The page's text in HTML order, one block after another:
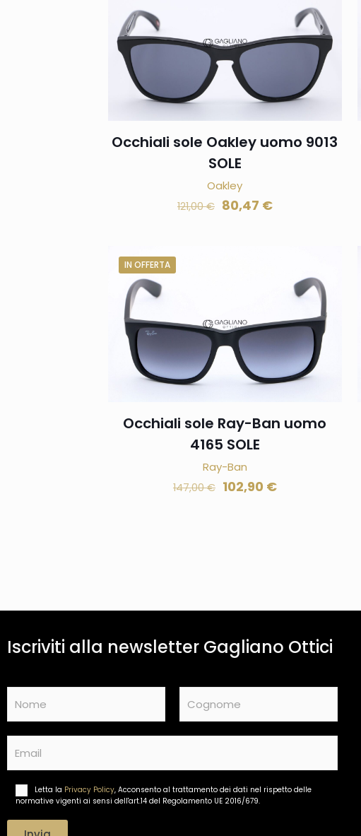
Occhiali sole Oakley uomo 9013
SOLE
Oakley
121,00€ 80,47 €
IN OFFERTA
Occhiali sole Ray-Ban uomo
4165 SOLE
Ray-Ban
147,00€ 102,90 €
Iscriviti alla newsletter Gagliano Ottici
m
e
a
a
Letta la Privacy Policy, Acconsento al trattamento dei dati nel rispetto delle
normative vigenti ai sensi dell'art.14 del Regolamento UE 2016/679.